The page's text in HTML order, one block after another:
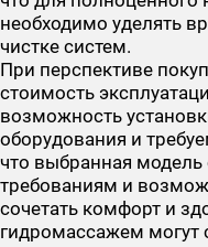
необходимо уделять
чистке систем.
При перспективе
стоимость
возможность
оборудования и
что выбранная модель
требованиям и
сочетать комфорт и
гидромассажем могут